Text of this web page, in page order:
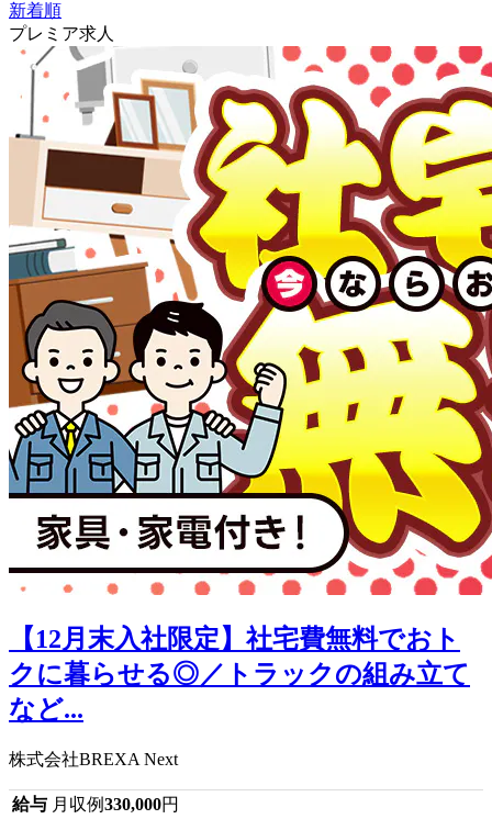
新着順
プレミア求人
【12月末入社限定】社宅費無料でおト
クに暮らせる◎／トラックの組み立て
など...
株式会社BREXA Next
給与 月収例330,000円